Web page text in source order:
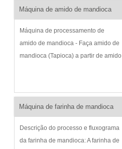
mandioca frescas, como salgadinhos
...
Máquina de amido de mandioca
Máquina de processamento de
amido de mandioca - Faça amido de
mandioca (Tapioca) a partir de amido
tem desenvolvido continuamente m...
Máquina de farinha de mandioca
Descrição do processo e fluxograma
da farinha de mandioca: A farinha de